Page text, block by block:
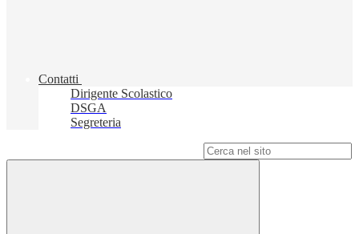
Contatti
Dirigente Scolastico
DSGA
Segreteria